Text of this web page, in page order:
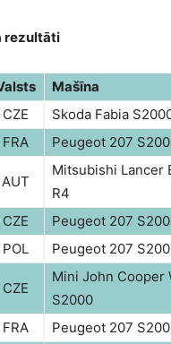
rezultāti
Mašīna
CZE
Skoda Fabia
FRA Peugeot 207
AUT
Mitsubishi Lancer
R4
CZE
Peugeot 207
POL Peugeot 207
CZE
Mini John Cooper
S2000
FRA Peugeot 207